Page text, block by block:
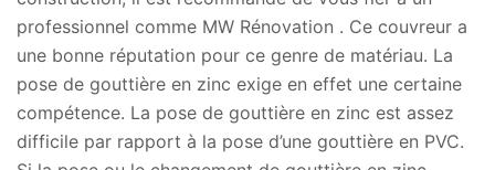
professionnel comme MW Rénovation . Ce couvreur a
une bonne réputation pour ce genre de matériau. La
pose de gouttière en zinc exige en effet une certaine
compétence. La pose de gouttière en zinc est assez
difficile par rapport à la pose d’une gouttière en PVC.